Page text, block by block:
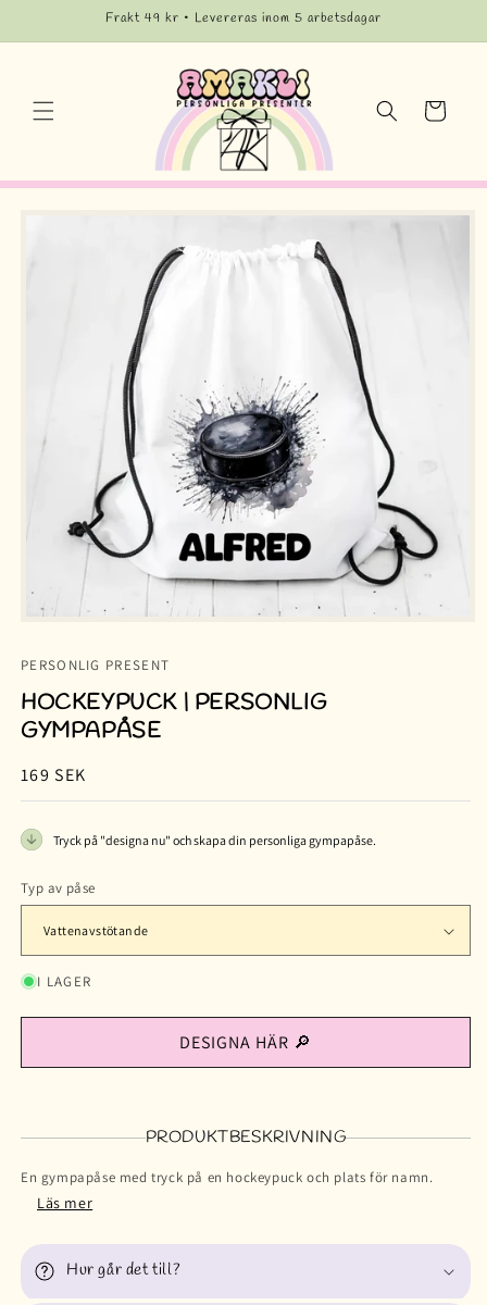
Frakt 49 kr • Levereras inom 5 arbetsdagar
Varukorg
PERSONLIG PRESENT
HOCKEYPUCK | PERSONLIG
GYMPAPÅSE
Ordinarie
pris
169 SEK
Tryck på "designa nu" och skapa din personliga gympapåse.
Typ av påse
I LAGER
DESIGNA HÄR 🔎
PRODUKTBESKRIVNING
En gympapåse med tryck på en hockeypuck och plats för namn.
Läs mer
Hur går det till?